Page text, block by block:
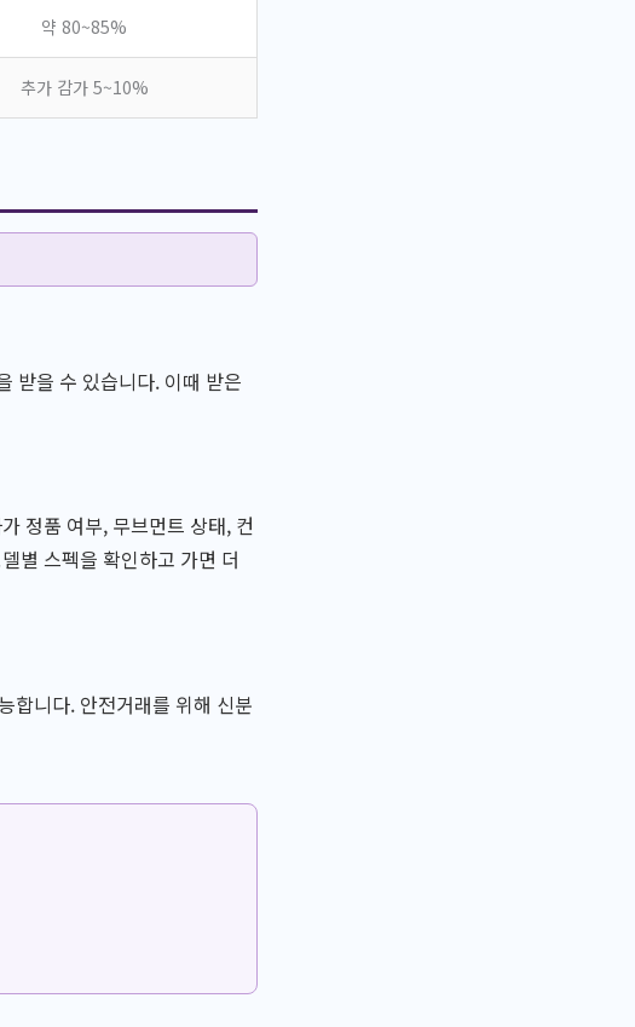
약 80~85%
추가 감가 5~10%
받을 수 있습니다. 이때 받은
정품 여부, 무브먼트 상태, 컨
별 스펙을 확인하고 가면 더
합니다. 안전거래를 위해 신분